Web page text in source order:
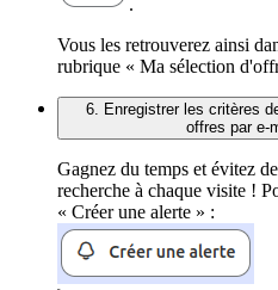
.
Vous les retrouverez ainsi
rubrique « Ma sélection
6. Enregistrer les critères
offres par e-
Gagnez du temps et évitez
recherche à chaque visite !
« Créer une alerte » :